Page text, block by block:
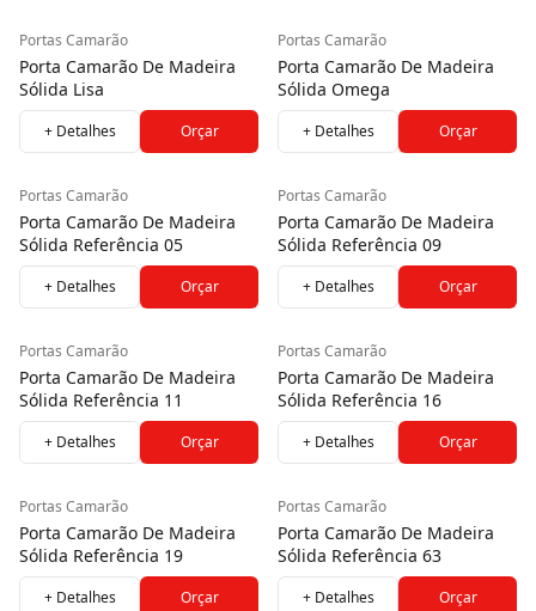
Portas Camarão
Porta Camarão De Madeira
Sólida Lisa
+ Detalhes Orçar
Portas Camarão
Porta Camarão De Madeira
Sólida Omega
+ Detalhes Orçar
Portas Camarão
Porta Camarão De Madeira
Sólida Referência 05
+ Detalhes Orçar
Portas Camarão
Porta Camarão De Madeira
Sólida Referência 09
+ Detalhes Orçar
Portas Camarão
Porta Camarão De Madeira
Sólida Referência 11
+ Detalhes Orçar
Portas Camarão
Porta Camarão De Madeira
Sólida Referência 16
+ Detalhes Orçar
Portas Camarão
Porta Camarão De Madeira
Sólida Referência 19
+ Detalhes Orçar
Portas Camarão
Porta Camarão De Madeira
Sólida Referência 63
+ Detalhes Orçar